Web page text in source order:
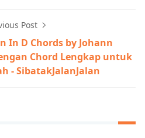
Post
In D Chords by Johann
Chord Lengkap untuk
- SibatakJalanJalan